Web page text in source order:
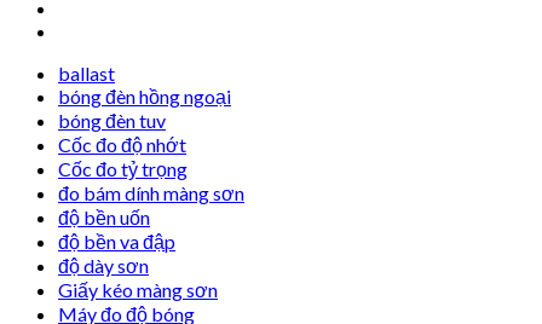
ballast
bóng đèn hồng ngoại
bóng đèn tuv
Cốc đo độ nhớt
Cốc đo tỷ trọng
đo bám dính màng sơn
độ bền uốn
độ bền va đập
độ dày sơn
Giấy kéo màng sơn
Máy đo độ bóng